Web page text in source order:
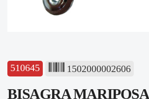
510645 1502000002606
BISAGRA MARIPOSA